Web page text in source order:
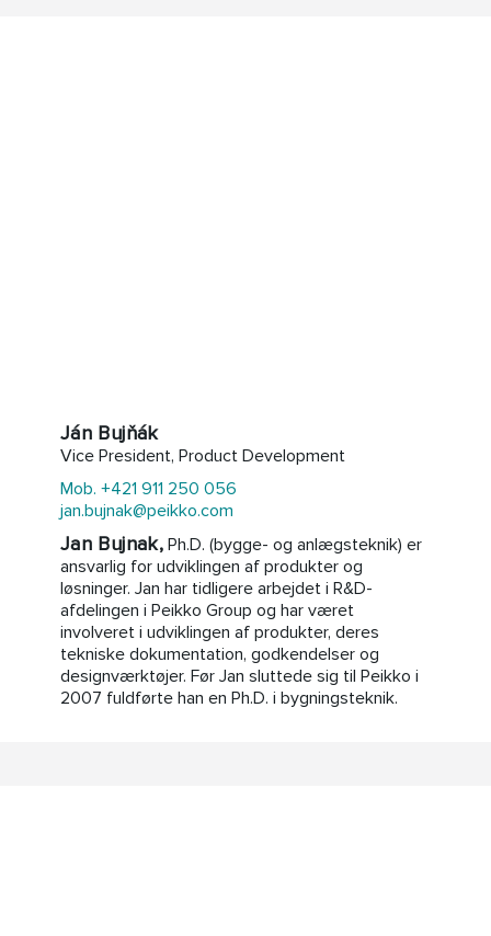
Ján Bujňák
Vice President, Product Development
Mob. +421 911 250 056
jan.bujnak@peikko.com
Jan Bujnak,Ph.D. (bygge- og anlægsteknik) er
ansvarlig for udviklingen af produkter og
løsninger. Jan har tidligere arbejdet i R&D-
afdelingen i Peikko Group og har været
involveret i udviklingen af produkter, deres
tekniske dokumentation, godkendelser og
designværktøjer. Før Jan sluttede sig til Peikko i
2007 fuldførte han en Ph.D. i bygningsteknik.